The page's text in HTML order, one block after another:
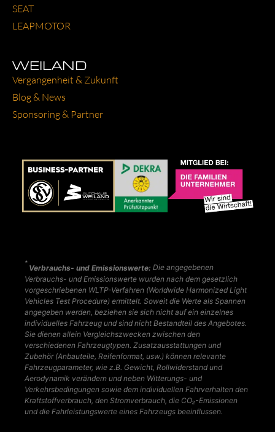
SEAT
LEAP­MO­TOR
WEILAND
Ver­gan­gen­heit & Zukunft
Blog & News
Spon­so­ring & Part­ner
*
Verbrauchs- und Emissionswerte: Die angegebenen
Verbrauchs- und Emissionswerte wurden nach dem gesetzlich
vorgeschriebenen WLTP-Verfahren (Worldwide Harmonized Light
Vehicles Test Procedure) ermittelt. Soweit die Werte als Spannen
angegeben werden, beziehen sie sich nicht auf ein einzelnes
individuelles Fahrzeug und sind nicht Bestandteil des Angebotes.
Sie dienen allein Vergleichszwecken zwischen den
verschiedenen Fahrzeugtypen. Zusatzausstattungen und
Zubehör (Anbauteile, Reifenformat, usw.) können relevante
Fahrzeugparameter, wie z.B. Gewicht, Rollwiderstand und
Aerodynamik verändern und neben Witterungs- und
Verkehrsbedingungen sowie dem individuellen Fahrverhalten den
Kraftstoffverbrauch, den Stromverbrauch, die CO₂-Emissionen
und die Fahrleistungswerte eines Fahrzeugs beeinflussen.